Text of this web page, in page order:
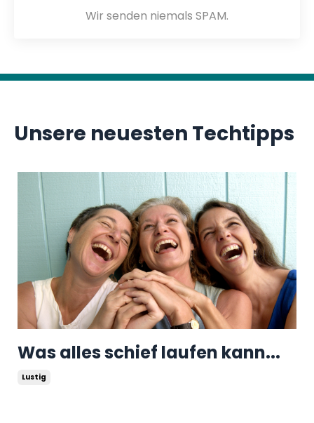
Wir senden niemals SPAM.
Unsere neuesten Techtipps
Was alles schief laufen kann...
Lustig